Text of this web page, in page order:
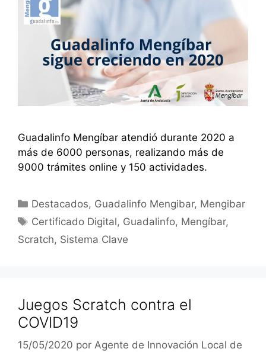
Guadalinfo Mengíbar atendió durante 2020 a
más de 6000 personas, realizando más de
9000 trámites online y 150 actividades.
Categorías
Destacados, Guadalinfo Mengibar, Mengibar
Etiquetas
Certificado Digital, Guadalinfo, Mengíbar,
Scratch, Sistema Clave
Juegos Scratch contra el
COVID19
15/05/2020 por Agente de Innovación Local de